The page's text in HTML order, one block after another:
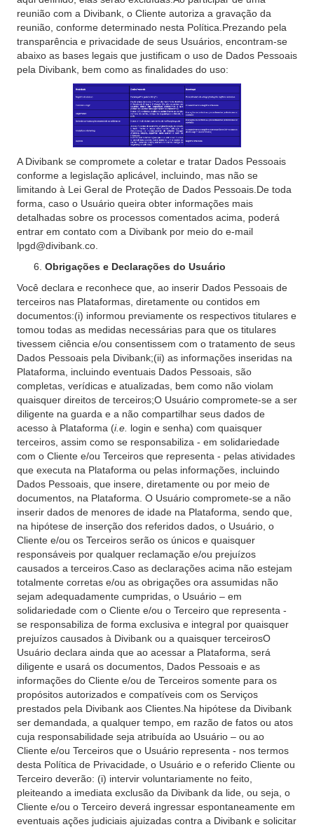
reunião com a Divibank, o Cliente autoriza a gravação da
reunião, conforme determinado nesta Política.Prezando pela
transparência e privacidade de seus Usuários, encontram-se
abaixo as bases legais que justificam o uso de Dados Pessoais
pela Divibank, bem como as finalidades do uso:
A Divibank se compromete a coletar e tratar Dados Pessoais
conforme a legislação aplicável, incluindo, mas não se
limitando à Lei Geral de Proteção de Dados Pessoais.De toda
forma, caso o Usuário queira obter informações mais
detalhadas sobre os processos comentados acima, poderá
entrar em contato com a Divibank por meio do e-mail
lpgd@divibank.co.
‍Obrigações e Declarações do Usuário
Você declara e reconhece que, ao inserir Dados Pessoais de
terceiros nas Plataformas, diretamente ou contidos em
documentos:(i) informou previamente os respectivos titulares e
tomou todas as medidas necessárias para que os titulares
tivessem ciência e/ou consentissem com o tratamento de seus
Dados Pessoais pela Divibank;(ii) as informações inseridas na
Plataforma, incluindo eventuais Dados Pessoais, são
completas, verídicas e atualizadas, bem como não violam
quaisquer direitos de terceiros;O Usuário compromete-se a ser
diligente na guarda e a não compartilhar seus dados de
acesso à Plataforma (i.e. login e senha) com quaisquer
terceiros, assim como se responsabiliza - em solidariedade
com o Cliente e/ou Terceiros que representa - pelas atividades
que executa na Plataforma ou pelas informações, incluindo
Dados Pessoais, que insere, diretamente ou por meio de
documentos, na Plataforma. O Usuário compromete-se a não
inserir dados de menores de idade na Plataforma, sendo que,
na hipótese de inserção dos referidos dados, o Usuário, o
Cliente e/ou os Terceiros serão os únicos e quaisquer
responsáveis por qualquer reclamação e/ou prejuízos
causados a terceiros.Caso as declarações acima não estejam
totalmente corretas e/ou as obrigações ora assumidas não
sejam adequadamente cumpridas, o Usuário – em
solidariedade com o Cliente e/ou o Terceiro que representa -
se responsabiliza de forma exclusiva e integral por quaisquer
prejuízos causados à Divibank ou a quaisquer terceirosO
Usuário declara ainda que ao acessar a Plataforma, será
diligente e usará os documentos, Dados Pessoais e as
informações do Cliente e/ou de Terceiros somente para os
propósitos autorizados e compatíveis com os Serviços
prestados pela Divibank aos Clientes.Na hipótese da Divibank
ser demandada, a qualquer tempo, em razão de fatos ou atos
cuja responsabilidade seja atribuída ao Usuário – ou ao
Cliente e/ou Terceiros que o Usuário representa - nos termos
desta Política de Privacidade, o Usuário e o referido Cliente ou
Terceiro deverão: (i) intervir voluntariamente no feito,
pleiteando a imediata exclusão da Divibank da lide, ou seja, o
Cliente e/ou o Terceiro deverá ingressar espontaneamente em
eventuais ações judiciais ajuizadas contra a Divibank e solicitar